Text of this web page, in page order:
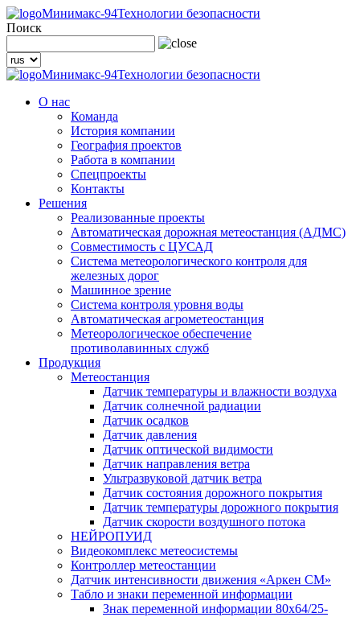
Минимакс-94Технологии безопасности
Поиск
Минимакс-94Технологии безопасности
О нас
Команда
История компании
География проектов
Работа в компании
Спецпроекты
Контакты
Решения
Реализованные проекты
Автоматическая дорожная метеостанция (АДМС)
Совместимость с ЦУСАД
Система метеорологического контроля для
железных дорог
Машинное зрение
Система контроля уровня воды
Автоматическая агрометеостанция
Метеорологическое обеспечение
противолавинных служб
Продукция
Метеостанция
Датчик температуры и влажности воздуха
Датчик солнечной радиации
Датчик осадков
Датчик давления
Датчик оптической видимости
Датчик направления ветра
Ультразвуковой датчик ветра
Датчик состояния дорожного покрытия
Датчик температуры дорожного покрытия
Датчик скорости воздушного потока
НЕЙРОПУИД
Видеокомплекс метеосистемы
Контроллер метеостанции
Датчик интенсивности движения «Аркен СМ»
Табло и знаки переменной информации
Знак переменной информации 80х64/25-